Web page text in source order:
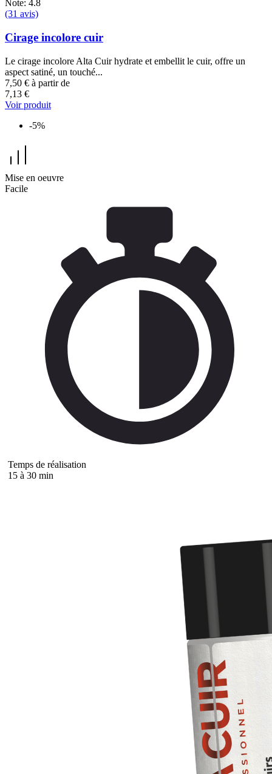
Note: 4.8
(31 avis)
Cirage incolore cuir
Le cirage incolore Alta Cuir hydrate et embellit le cuir, offre un
aspect satiné, un touché...
7,50 € à partir de
7,13 €
Voir produit
-5%
Mise en oeuvre
Facile
Temps de réalisation
15 à 30 min